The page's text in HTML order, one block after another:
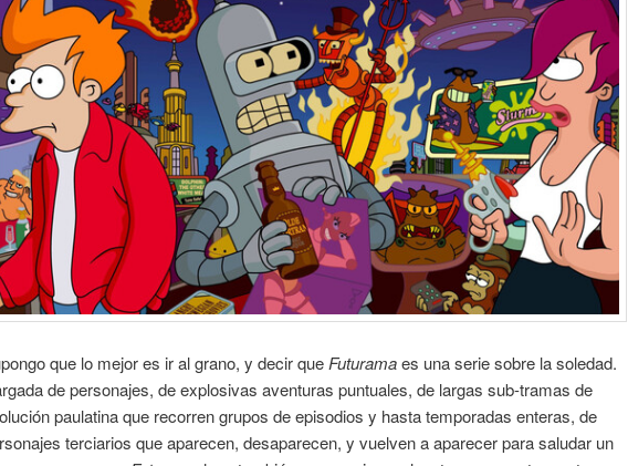
que lo mejor es ir al grano, y decir que Futuramaes una serie sobre la soledad.
de personajes, de explosivas aventuras puntuales, de largas sub-tramas de
paulatina que recorren grupos de episodios y hasta temporadas enteras, de
terciarios que aparecen, desaparecen, y vuelven a aparecer para saludar un